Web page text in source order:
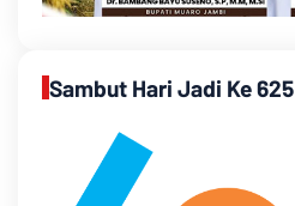
Sambut Hari Jadi Ke 625